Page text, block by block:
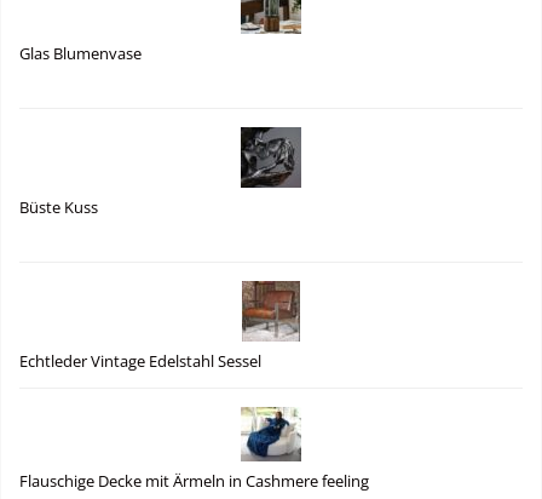
Glas Blumenvase
Büste Kuss
Echtleder Vintage Edelstahl Sessel
Flauschige Decke mit Ärmeln in Cashmere feeling